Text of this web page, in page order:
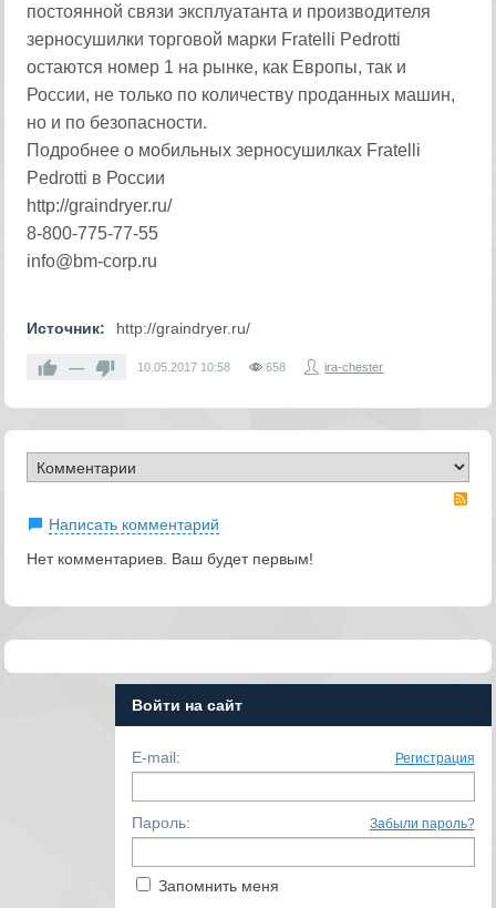
постоянной связи эксплуатанта и производителя
зерносушилки торговой марки Fratelli Pedrotti
остаются номер 1 на рынке, как Европы, так и
России, не только по количеству проданных машин,
но и по безопасности.
Подробнее о мобильных зерносушилках Fratelli
Pedrotti в России
http://graindryer.ru/
8-800-775-77-55
info@bm-corp.ru
Источник: http://graindryer.ru/
— 10.05.2017 10:58 658 ira-chester
Написать комментарий
Нет комментариев. Ваш будет первым!
Войти на сайт
E-mail: Регистрация
Пароль: Забыли пароль?
Запомнить меня